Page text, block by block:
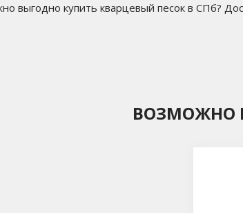
выгодно купить кварцевый песок в СПб?
ВОЗМОЖНО